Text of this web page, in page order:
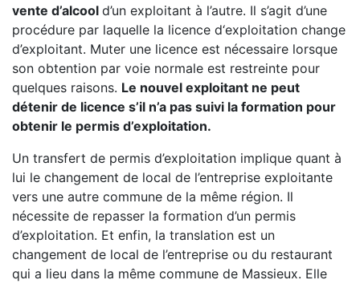
vente d’alcool d’un exploitant à l’autre. Il s’agit d’une
procédure par laquelle la licence d‘exploitation change
d’exploitant. Muter une licence est nécessaire lorsque
son obtention par voie normale est restreinte pour
quelques raisons. Le nouvel exploitant ne peut
détenir de licence s’il n’a pas suivi la formation pour
obtenir le permis d’exploitation.
Un transfert de permis d’exploitation implique quant à
lui le changement de local de l’entreprise exploitante
vers une autre commune de la même région. Il
nécessite de repasser la formation d’un permis
d’exploitation. Et enfin, la translation est un
changement de local de l’entreprise ou du restaurant
qui a lieu dans la même commune de Massieux. Elle